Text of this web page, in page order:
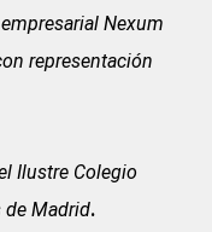
Nexum
representación
Ilustre Colegio
de Madrid.